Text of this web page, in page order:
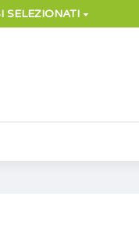
SELEZIONATI